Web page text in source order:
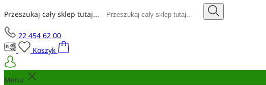
Przeszukaj cały sklep tutaj...
22 454 62 00
Koszyk
Menu